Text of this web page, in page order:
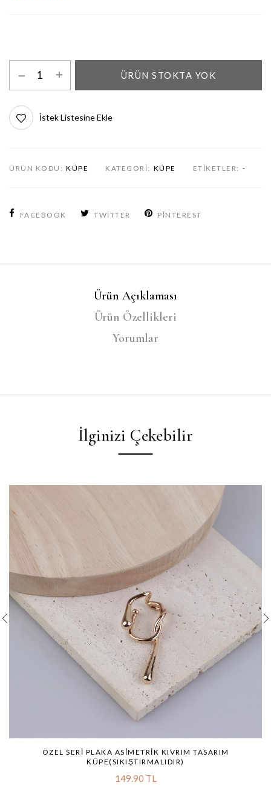
ÜRÜN STOKTA YOK
İstek Listesine Ekle
ÜRÜN KODU: KÜPE KATEGORI: KÜPE ETIKETLER: -
FACEBOOK TWITTER PINTEREST
Ürün Açıklaması
Ürün Özellikleri
Yorumlar
İlginizi Çekebilir
ÖZEL SERI PLAKA ASIMETRIK KIVRIM TASARIM
KÜPE(SIKIŞTIRMALIDIR)
149.90 TL